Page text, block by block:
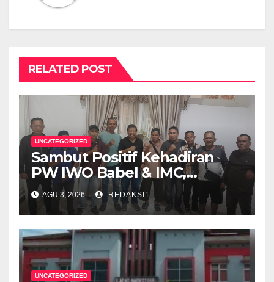
RELATED POST
UNCATEGORIZED
Sambut Positif Kehadiran
PW IWO Babel & IMC,
Walikota Pangkalpinang
Apresiasi Peran Media Online
AGU 3, 2026 REDAKSI1
UNCATEGORIZED